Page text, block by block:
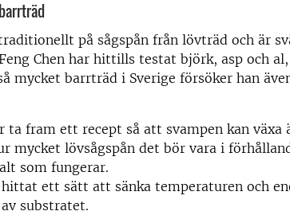
på sågspån från lövträd och är
Chen har hittills testat björk, asp och
mycket barrträd i Sverige försöker han
ta fram ett recept så att svampen kan växa
mycket lövsågspån det bör vara i
som fungerar.
hittat ett sätt att sänka temperaturen och
substratet.